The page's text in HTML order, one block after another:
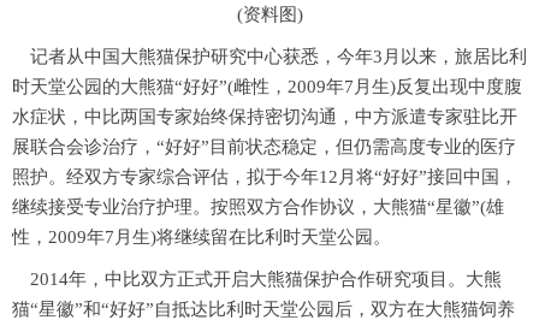
(资料图)
记者从中国大熊猫保护研究中心获悉，今年3月以来，旅居比利
时天堂公园的大熊猫“好好”(雌性，2009年7月生)反复出现中度腹
水症状，中比两国专家始终保持密切沟通，中方派遣专家驻比开
展联合会诊治疗，“好好”目前状态稳定，但仍需高度专业的医疗
照护。经双方专家综合评估，拟于今年12月将“好好”接回中国，
继续接受专业治疗护理。按照双方合作协议，大熊猫“星徽”(雄
性，2009年7月生)将继续留在比利时天堂公园。
2014年，中比双方正式开启大熊猫保护合作研究项目。大熊
猫“星徽”和“好好”自抵达比利时天堂公园后，双方在大熊猫饲养